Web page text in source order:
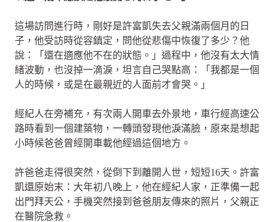
這場訪問進行時，剛好是許富凱失去父親滿兩個月的日
子，他受訪時從容鎮定，問他從悲傷中恢復了多少？他
說：「還在適應他不在的狀態。」過程中，他沒有太大情
緒波動，也沒掉一滴淚，坦言自己哭點高：「我都是一個
人的時候，或是在最親近的人面前才會哭。」
經紀人在旁補充，有次兩人開車去外景地，車行經高速公
路時看到一個建築物，一轉頭發現他淚滿臉，原來是想起
小時候爸爸曾經開車載他經過這個地方。
許爸爸走得很突然，從倒下到離開人世，短短16天。許富
凱還原始末：大年初八晚上，他在經紀人家，正準備一起
出門拜天公，手機突然接到爸爸朋友傳來的照片，父親正
在醫院急救。